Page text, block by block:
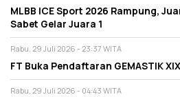
MLBB ICE Sport 2026 Rampung,
Sabet Gelar Juara 1
Rabu, 29 Juli 2026 - 23:37 WITA
FT Buka Pendaftaran GEMASTIK
Rabu, 29 Juli 2026 - 04:43 WITA